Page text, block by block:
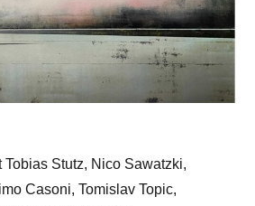
Tobias Stutz, Nico Sawatzki,
Casoni, Tomislav Topic,